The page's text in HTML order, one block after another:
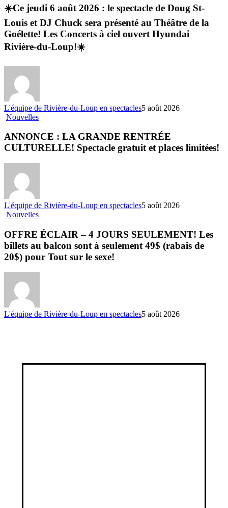
☀️Ce jeudi 6 août 2026 : le spectacle de Doug St-
Louis et DJ Chuck sera présenté au Théâtre de la
Goélette! Les Concerts à ciel ouvert Hyundai
Rivière-du-Loup!☀️
L'équipe de Rivière-du-Loup en spectacles5 août 2026
Nouvelles
ANNONCE : LA GRANDE RENTRÉE
CULTURELLE! Spectacle gratuit et places limitées!
L'équipe de Rivière-du-Loup en spectacles5 août 2026
Nouvelles
OFFRE ÉCLAIR – 4 JOURS SEULEMENT! Les
billets au balcon sont à seulement 49$ (rabais de
20$) pour Tout sur le sexe!
L'équipe de Rivière-du-Loup en spectacles5 août 2026